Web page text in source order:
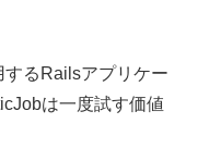
するRailsアプリケー
は一度試す価値